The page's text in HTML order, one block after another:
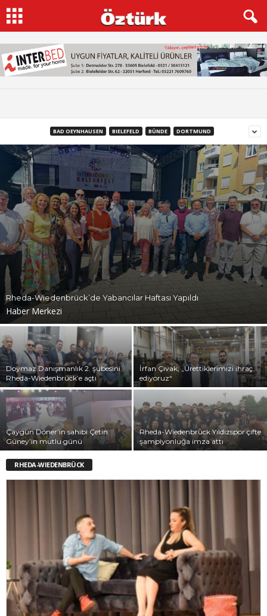
BAD OEYNHAUSEN BIELEFELD BÜNDE DORTMUND
Rheda-Wiedenbrück’de Yabancılar Haftası Yapıldı
Haber Merkezi
Doymaz Danışmanlık 2. şubesini
Rheda-Wiedenbrück’e açtı
İrfan Çıvak, „Ürettiklerimizi ihraç
ediyoruz“
Çaygün Döner’in sahibi Çetin
Güney’in mutlu günü
Rheda-Wiedenbrück Yıldızspor çifte
şampiyonluğa imza attı
RHEDA-WIEDENBRÜCK